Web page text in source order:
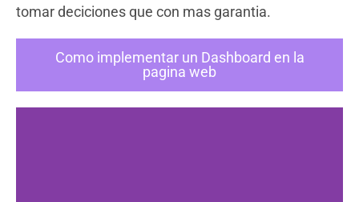
tomar deciciones que con mas garantia.
Como implementar un Dashboard en la
pagina web